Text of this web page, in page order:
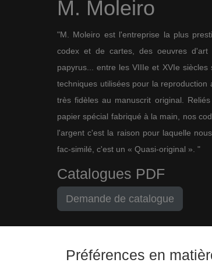
M. Moleiro
"M. Moleiro est l'entreprise la plus
codex et de cartes, des oeuvres d'art
papyrus... entre les VIIIe et XVIe
techniques utilisées pour la
très fidèles au manuscrit original.
papier spécial fabriqué à la main, nos
l'argent c'est la raison pour laquelle
fac-similé, c'est un « Quasi-original ». "
Catalogues PDF
Demande de catalogue
Préférences en